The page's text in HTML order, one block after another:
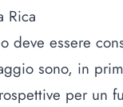
Rica
deve essere
sono, in
per un